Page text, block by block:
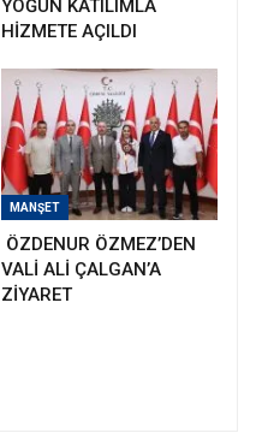
YOĞUN KATILIMLA
HİZMETE AÇILDI
MANŞET
ÖZDENUR ÖZMEZ’DEN
VALİ ALİ ÇALGAN’A
ZİYARET